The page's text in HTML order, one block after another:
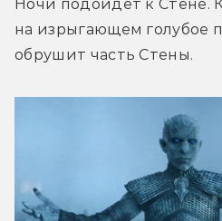
Ночи подойдет к Стене.
на изрыгающем голубое
обрушит часть Стены.